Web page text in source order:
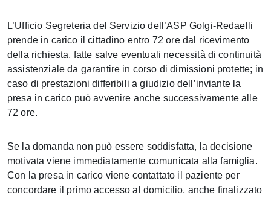
L’Ufficio Segreteria del Servizio dell’ASP Golgi-Redaelli
prende in carico il cittadino entro 72 ore dal ricevimento
della richiesta, fatte salve eventuali necessità di continuità
assistenziale da garantire in corso di dimissioni protette; in
caso di prestazioni differibili a giudizio dell’inviante la
presa in carico può avvenire anche successivamente alle
72 ore.
Se la domanda non può essere soddisfatta, la decisione
motivata viene immediatamente comunicata alla famiglia.
Con la presa in carico viene contattato il paziente per
concordare il primo accesso al domicilio, anche finalizzato